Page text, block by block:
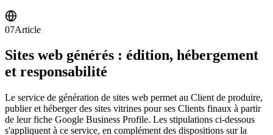
07Article
Sites web générés : édition, hébergement
et responsabilité
Le service de génération de sites web permet au Client de produire,
publier et héberger des sites vitrines pour ses Clients finaux à partir
de leur fiche Google Business Profile. Les stipulations ci-dessous
s'appliquent à ce service, en complément des dispositions sur la